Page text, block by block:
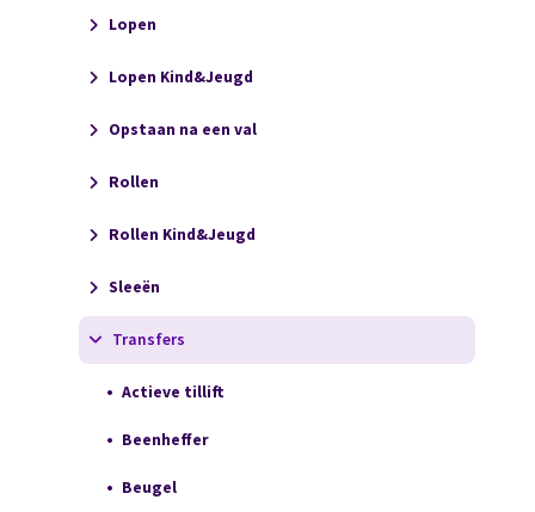
Lopen
Lopen Kind&Jeugd
Opstaan na een val
Rollen
Rollen Kind&Jeugd
Sleeën
Transfers
Actieve tillift
Beenheffer
Beugel